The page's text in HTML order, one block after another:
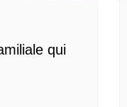
qui